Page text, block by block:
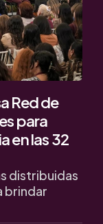
Red de
para
en las 32
distribuidas
brindar